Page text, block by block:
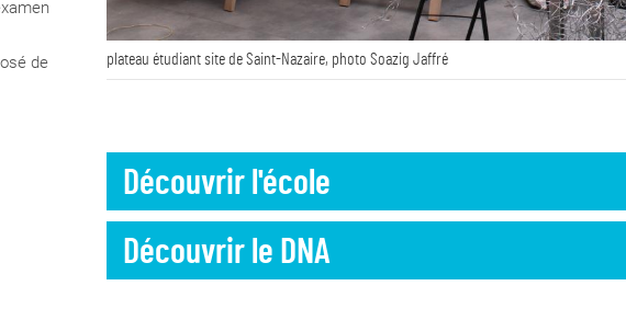
de
plateau étudiant site de Saint-Nazaire, photo Soazig Jaffré
Découvrir l'école
Découvrir le DNA